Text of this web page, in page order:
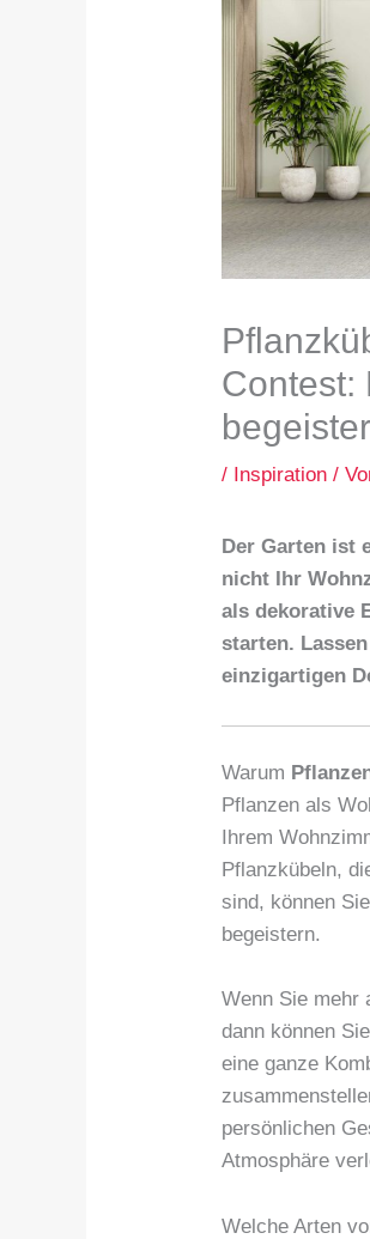
Contest:
/ Inspiration /
Der Garten ist
nicht Ihr
als dekorative
starten.
einzigartigen
Warum
Pflanzen als
Ihrem
Pflanzkübeln,
sind, können
begeistern.
Wenn Sie mehr
dann können
eine ganze
persönlichen
Atmosphäre
Welche Arten